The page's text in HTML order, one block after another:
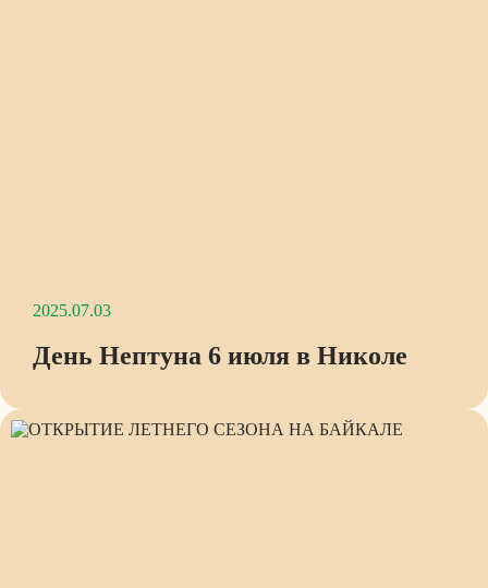
2025.07.03
День Нептуна 6 июля в Николе